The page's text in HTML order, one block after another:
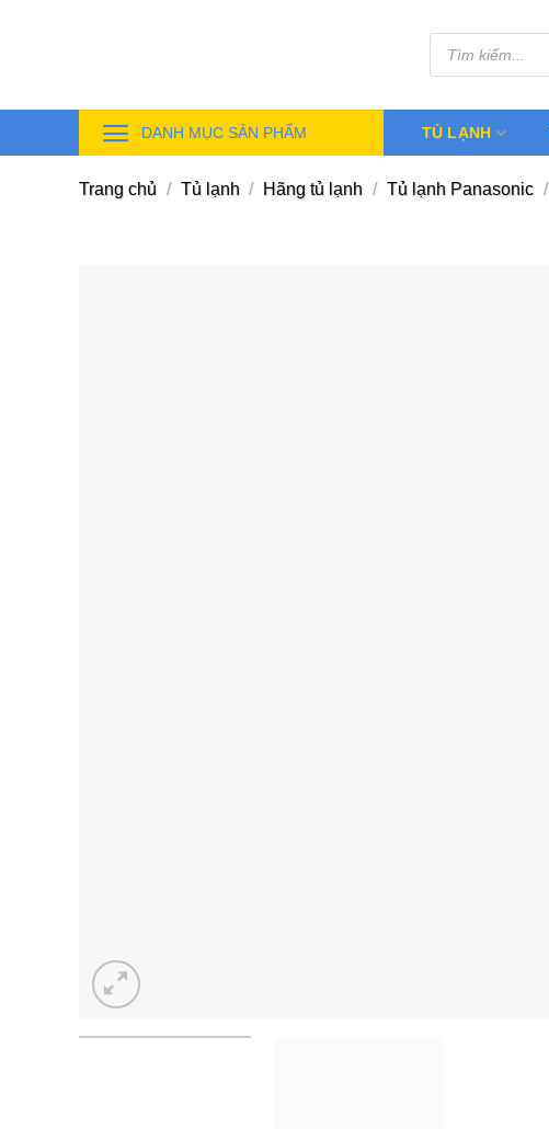
Tìm
kiếm
sản
DANH MỤC SẢN PHẨM TỦ LẠNH
Trang chủ / Tủ lạnh / Hãng tủ lạnh / Tủ lạnh Panasonic /